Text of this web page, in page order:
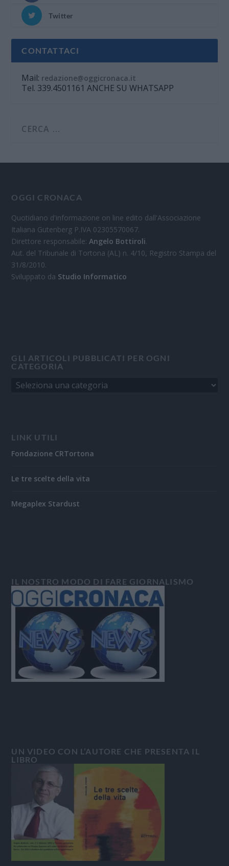
Twitter
CONTATTACI
Mail: redazione@oggicronaca.it
Tel. 339.4501161 ANCHE SU WHATSAPP
OGGI CRONACA
Quotidiano d'informazione on line edito dall'Associazione
Italiana Gutenberg P.IVA 02305570067.
Direttore responsabile:Angelo Bottiroli.
Aut. del Tribunale di Tortona (AL) n. 4/10, Registro Stampa del
31/8/2010.
Sviluppato da Studio Informatico
GLI ARTICOLI PUBBLICATI PER OGNI
CATEGORIA
LINK UTILI
Fondazione CRTortona
Le tre scelte della vita
Megaplex Stardust
IL NOSTRO MODO DI FARE GIORNALISMO
UN VIDEO CON L’AUTORE CHE PRESENTA IL
LIBRO